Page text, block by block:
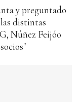
y preguntado
distintas
Núñez Feijóo